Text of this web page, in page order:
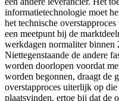
informatietechnologie moet
het technische
een meetpunt bij de
werkdagen normaliter binnen
Niettegenstaande de andere
worden doorlopen voordat
worden begonnen, draagt de
overstapproces uiterlijk op
plaatsvinden, ertoe bij dat de